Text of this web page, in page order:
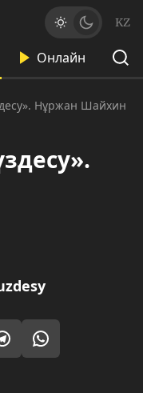
KZ
Онлайн
Нұржан Шайхин